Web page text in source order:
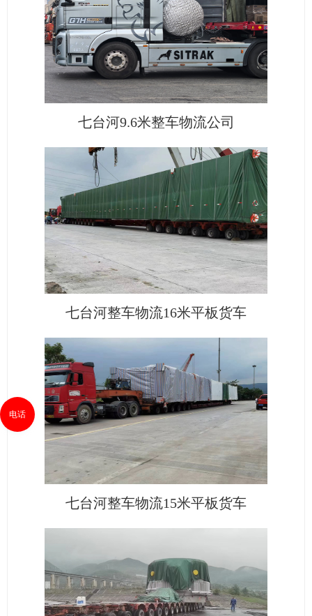
七台河9.6米整车物流公司
七台河整车物流16米平板货车
七台河整车物流15米平板货车
电话